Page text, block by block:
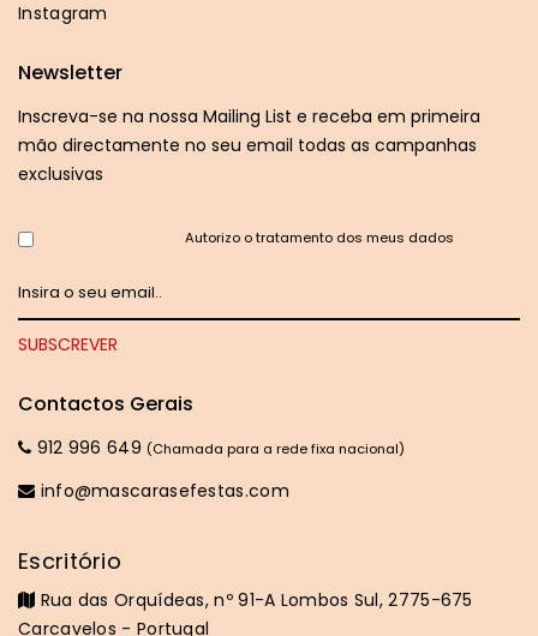
Instagram
Newsletter
Inscreva-se na nossa Mailing List e receba em primeira
mão directamente no seu email todas as campanhas
exclusivas
Autorizo o tratamento dos meus dados
Contactos Gerais
912 996 649 (Chamada para a rede fixa nacional)
info@mascarasefestas.com
Escritório
Rua das Orquídeas, nº 91-A Lombos Sul, 2775-675
Carcavelos - Portugal